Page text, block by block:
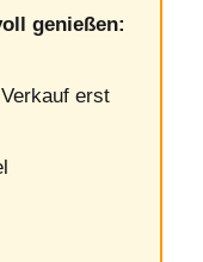
genießen:
Verkauf erst